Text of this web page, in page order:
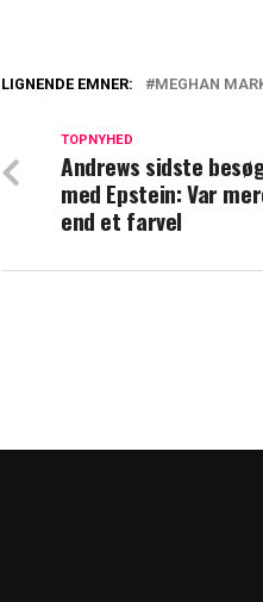
dokumentar
Nyt klip florerer:
LIGNENDE EMNER: MEGHAN
TOPNYHED
Andrews sidste
med Epstein: Var
end et farvel